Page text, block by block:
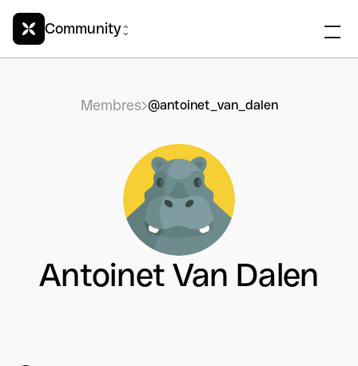
Community
Membres @antoinet_van_dalen
Antoinet Van Dalen